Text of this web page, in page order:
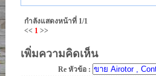
กำลังแสดงหน้าที่ 1/1
<< 1 >>
เพิ่มความคิดเห็น
Re หัวข้อ :